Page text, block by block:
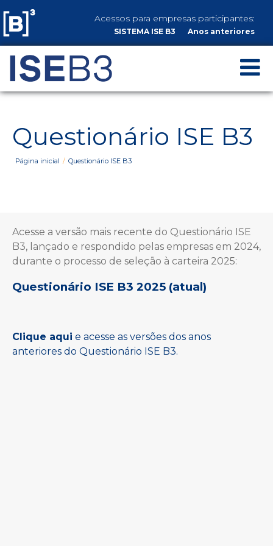
Acessos para empresas participantes:
SISTEMA ISE B3 Anos anteriores
Questionário ISE B3
Página inicial Questionário ISE B3
Acesse a versão mais recente do Questionário ISE
B3, lançado e respondido pelas empresas em 2024,
durante o processo de seleção à carteira 2025:
Questionário ISE B3 2025 (atual)
Clique aqui e acesse as versões dos anos
anteriores do Questionário ISE B3.